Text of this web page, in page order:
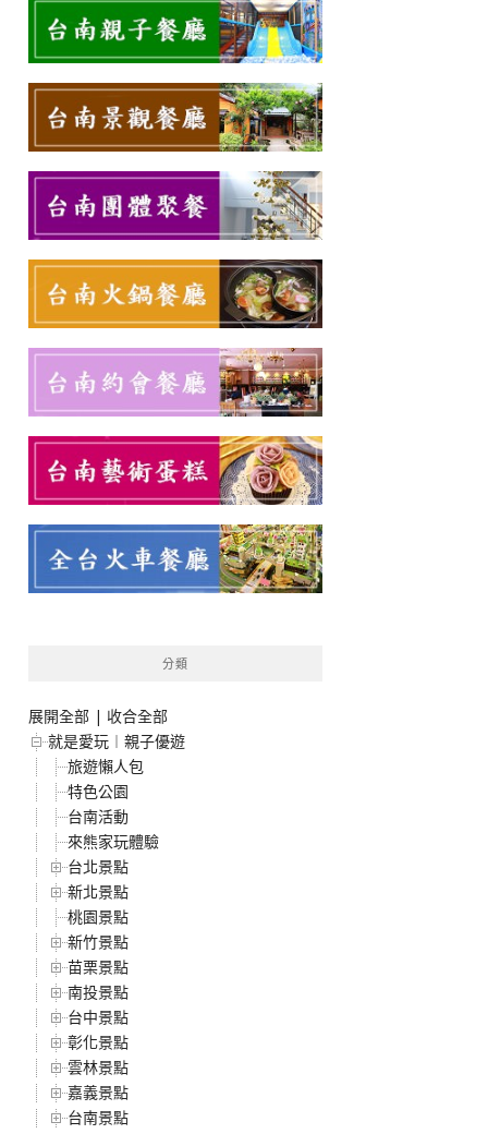
分類
展開全部 | 收合全部
就是愛玩︱親子優遊
旅遊懶人包
特色公園
台南活動
來熊家玩體驗
台北景點
新北景點
桃園景點
新竹景點
苗栗景點
南投景點
台中景點
彰化景點
雲林景點
嘉義景點
台南景點